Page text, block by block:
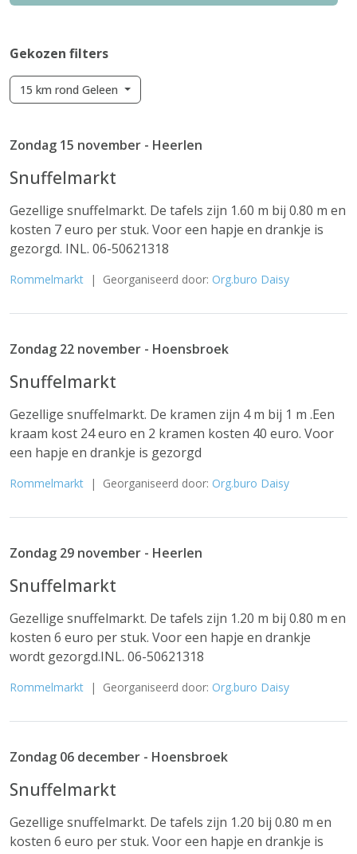
Gekozen filters
15 km rond Geleen
Zondag 15 november - Heerlen
Snuffelmarkt
Gezellige snuffelmarkt. De tafels zijn 1.60 m bij 0.80 m en
kosten 7 euro per stuk. Voor een hapje en drankje is
gezorgd. INL. 06-50621318
Rommelmarkt | Georganiseerd door: Org.buro Daisy
Zondag 22 november - Hoensbroek
Snuffelmarkt
Gezellige snuffelmarkt. De kramen zijn 4 m bij 1 m .Een
kraam kost 24 euro en 2 kramen kosten 40 euro. Voor
een hapje en drankje is gezorgd
Rommelmarkt | Georganiseerd door: Org.buro Daisy
Zondag 29 november - Heerlen
Snuffelmarkt
Gezellige snuffelmarkt. De tafels zijn 1.20 m bij 0.80 m en
kosten 6 euro per stuk. Voor een hapje en drankje
wordt gezorgd.INL. 06-50621318
Rommelmarkt | Georganiseerd door: Org.buro Daisy
Zondag 06 december - Hoensbroek
Snuffelmarkt
Gezellige snuffelmarkt. De tafels zijn 1.20 bij 0.80 m en
kosten 6 euro per stuk. Voor een hapje en drankje is